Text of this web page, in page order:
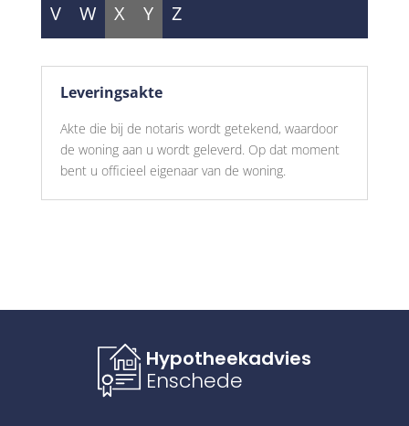
V
W X Y Z
Leveringsakte
Akte die bij de notaris wordt getekend, waardoor
de woning aan u wordt geleverd. Op dat moment
bent u officieel eigenaar van de woning.
Hypotheekadvies
Enschede